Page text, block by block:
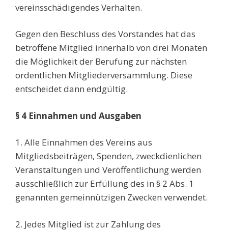
vereinsschädigendes Verhalten.
Gegen den Beschluss des Vorstandes hat das
betroffene Mitglied innerhalb von drei Monaten
die Möglichkeit der Berufung zur nächsten
ordentlichen Mitgliederversammlung. Diese
entscheidet dann endgültig.
§ 4 Einnahmen und Ausgaben
1. Alle Einnahmen des Vereins aus
Mitgliedsbeiträgen, Spenden, zweckdienlichen
Veranstaltungen und Veröffentlichung werden
ausschließlich zur Erfüllung des in § 2 Abs. 1
genannten gemeinnützigen Zwecken verwendet.
2. Jedes Mitglied ist zur Zahlung des